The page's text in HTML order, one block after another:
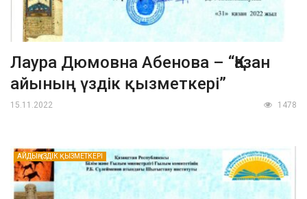
Лаура Дюмовна Абенова – “Қазан
айының үздік қызметкері”
15.11.2022 1478
АЙДЫҢ ҮЗДІК ҚЫЗМЕТКЕРІ